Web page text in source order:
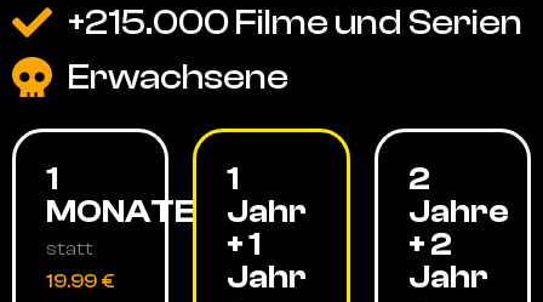
+215.000 Filme und Serien
Erwachsene
1
MONATE
statt
19.99 €
1
Jahr
+ 1
Jahr
2
Jahre
+ 2
Jahr